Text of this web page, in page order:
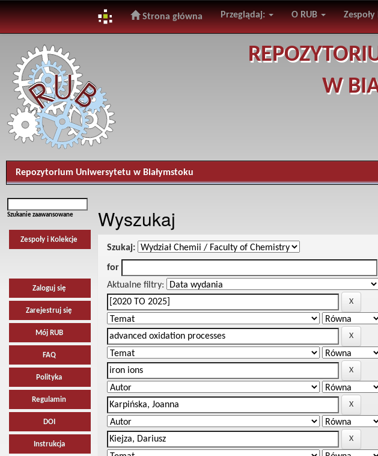
navigation
Strona główna Przeglądaj: O RUB Zespoły
W
Repozytorium Uniwersytetu w Białymstoku
Szukanie zaawansowane
Zespoły i Kolekcje
Zaloguj się
Zarejestruj się
Mój RUB
FAQ
Polityka
Regulamin
DOI
Instrukcja
Wyszukaj
Szukaj:
for
Aktualne filtry: